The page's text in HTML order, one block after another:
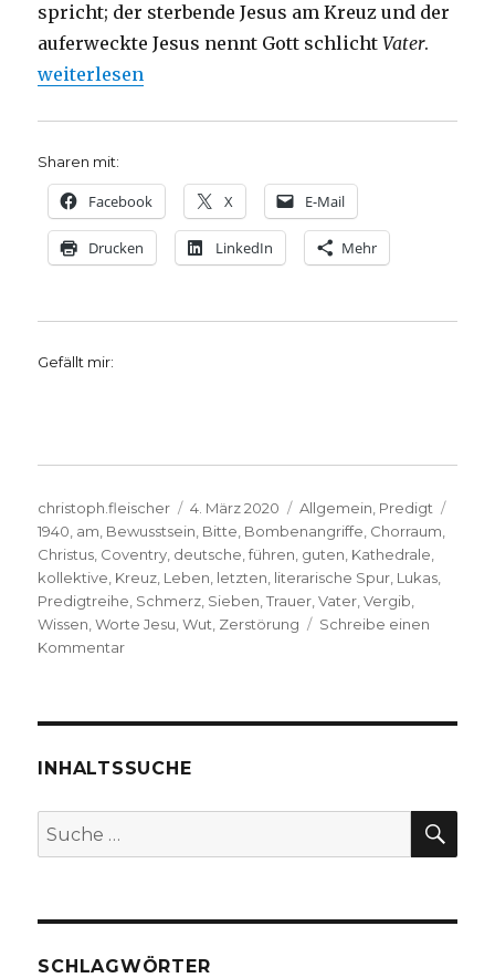
spricht; der sterbende Jesus am Kreuz und der
auferweckte Jesus nennt Gott schlichtVater.
„Die sieben Worte Jesu am Kreuz, Joachim
weiterlesen
Sharen mit:
Facebook X E-Mail
Drucken LinkedIn Mehr
Gefällt mir:
Autor
christoph.fleischer
Veröffentlicht
am
4. März 2020 Kategorien
Allgemein, Predigt
1940, am, Bewusstsein, Bitte, Bombenangriffe, Chorraum,
Christus, Coventry, deutsche,führen, guten, Kathedrale,
kollektive, Kreuz, Leben, letzten, literarische Spur, Lukas,
Predigtreihe, Schmerz, Sieben,Trauer,Vater,Vergib,
Wissen,Worte Jesu,Wut, Zerstörung
Schreibe einen
Kommentarzu
am
Joachim
Herzogenrath
INHALTSSUCHE
Suche
nach:
SCHLAGWÖRTER